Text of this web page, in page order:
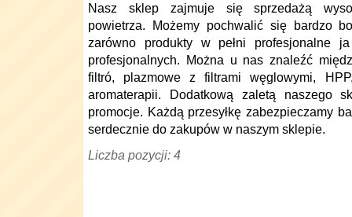
Nasz sklep zajmuje się sprzedażą
powietrza. Możemy pochwalić się bardzo
zarówno produkty w pełni profesjonalne
profesjonalnych. Można u nas znaleźć
filtró, plazmowe z filtrami węglowymi,
aromaterapii. Dodatkową zaletą naszego
promocje. Każdą przesyłkę zabezpieczamy
serdecznie do zakupów w naszym sklepie.
Liczba pozycji: 4